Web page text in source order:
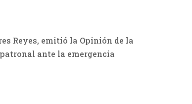
Reyes, emitió la Opinión de la
ante la emergencia